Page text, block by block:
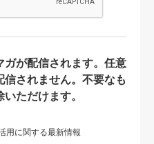
が配信されます。任意
されません。不要なも
ただけます。
用に関する最新情報